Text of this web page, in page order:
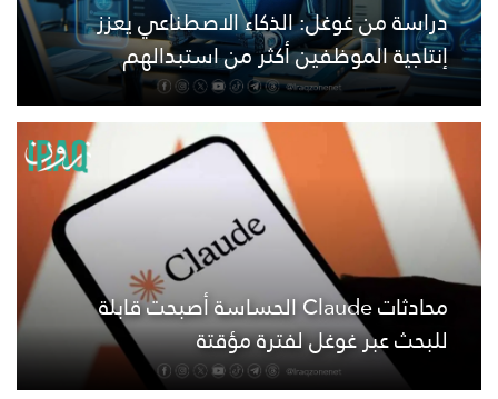
دراسة من غوغل: الذكاء الاصطناعي يعزز
إنتاجية الموظفين أكثر من استبدالهم
محادثات Claude الحساسة أصبحت قابلة
للبحث عبر غوغل لفترة مؤقتة